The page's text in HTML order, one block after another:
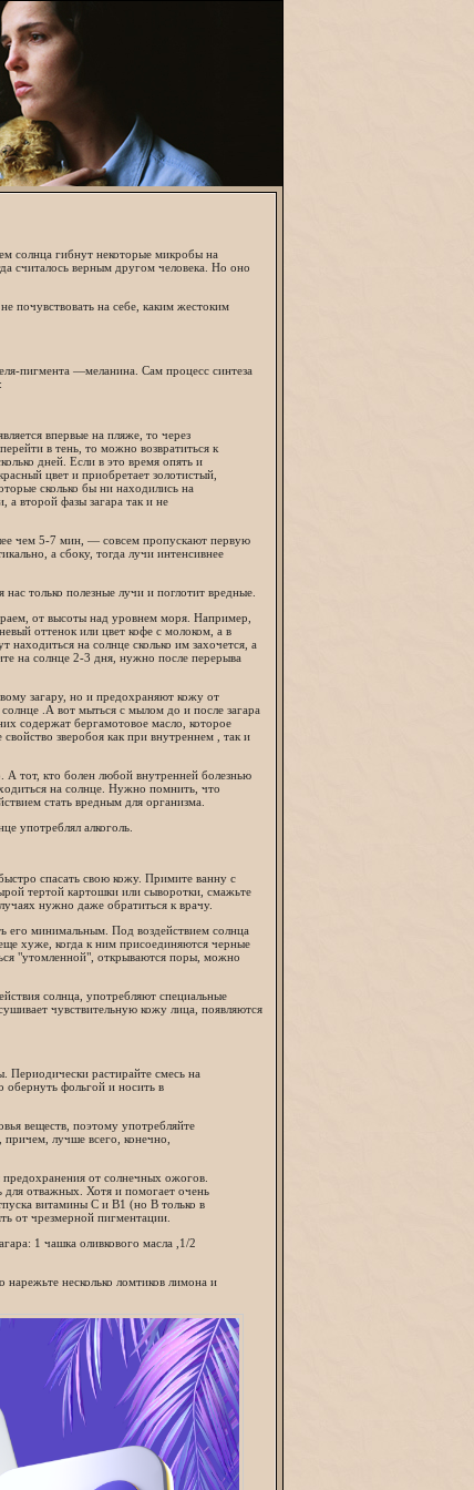
солнца гибнут некоторые микробы на
считалось верным другом человека. Но оно
почувствовать на себе, каким жестоким
пигмента —меланина. Сам процесс синтеза
впервые на пляже, то через
в тень, то можно возвратиться к
дней. Если в это время опять и
цвет и приобретает золотистый,
сколько бы ни находились на
а второй фазы загара так и не
чем 5-7 мин, — совсем пропускают первую
а сбоку, тогда лучи интенсивнее
только полезные лучи и поглотит вредные.
от высоты над уровнем моря. Например,
оттенок или цвет кофе с молоком, а в
на солнце сколько им захочется, а
на солнце 2-3 дня, нужно после перерыва
загару, но и предохраняют кожу от
.А вот мыться с мылом до и после загара
содержат бергамотовое масло, которое
зверобоя как при внутреннем , так и
А тот, кто болен любой внутренней болезнью
на солнце. Нужно помнить, что
стать вредным для организма.
употреблял алкоголь.
спасать свою кожу. Примите ванну с
тертой картошки или сыворотки, смажьте
нужно даже обратиться к врачу.
его минимальным. Под воздействием солнца
хуже, когда к ним присоединяются черные
"утомленной", открываются поры, можно
солнца, употребляют специальные
чувствительную кожу лица, появляются
Периодически растирайте смесь на
обернуть фольгой и носить в
веществ, поэтому употребляйте
лучше всего, конечно,
от солнечных ожогов.
отважных. Хотя и помогает очень
витамины С и В1 (но В только в
от чрезмерной пигментации.
1 чашка оливкового масла ,1/2
несколько ломтиков лимона и